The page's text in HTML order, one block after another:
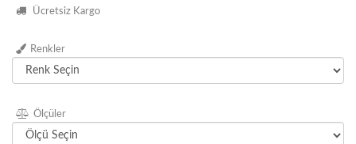
Ücretsiz Kargo
Renkler
Ölçüler